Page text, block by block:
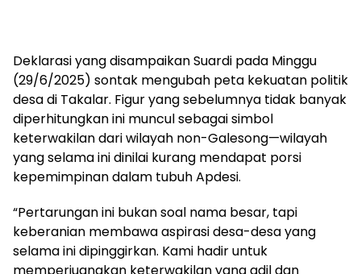
Deklarasi yang disampaikan Suardi pada Minggu
(29/6/2025) sontak mengubah peta kekuatan politik
desa di Takalar. Figur yang sebelumnya tidak banyak
diperhitungkan ini muncul sebagai simbol
keterwakilan dari wilayah non-Galesong—wilayah
yang selama ini dinilai kurang mendapat porsi
kepemimpinan dalam tubuh Apdesi.
“Pertarungan ini bukan soal nama besar, tapi
keberanian membawa aspirasi desa-desa yang
selama ini dipinggirkan. Kami hadir untuk
memperjuangkan keterwakilan yang adil dan